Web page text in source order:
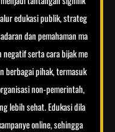
edukasi publik, strateg
dan pemahaman ma
serta cara bijak me
berbagai pihak, termasuk
non-pemerintah,
lebih sehat. Edukasi dila
online, sehingga